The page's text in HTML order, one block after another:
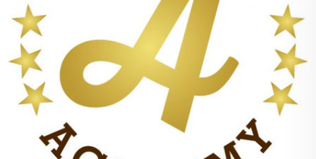
Prečo by ste mali konať hneď teraz?
Activ Protein shake Čokoláda nie je len o výžive –
je to spôsob, ako dosiahnuť svoje ciele rýchlejšie,
zdravšie a s úsmevom na tvári. Už žiadne
kompromisy medzi chuťou a kvalitou. Urobte krok
k lepšiemu ja už dnes.
Objednajte si teraz a zažite rozdiel!
Nečakajte, kým budú zásoby vypredané. Vaše telo